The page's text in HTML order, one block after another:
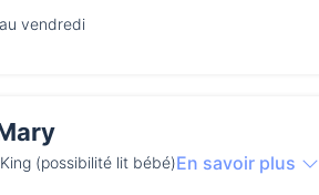
vendredi
(possibilité lit bébé)En savoir plus